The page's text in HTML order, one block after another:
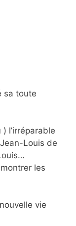
sa toute
l’irréparable
Louis de
les
vie